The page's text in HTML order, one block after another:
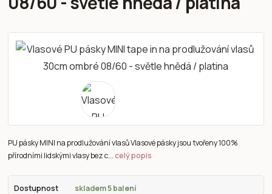
PU pásky MINI na prodlužování vlasů Vlasové pásky jsou tvořeny 100%
přírodními lidskými vlasy bez c...celý popis
Dostupnost
skladem 5 balení